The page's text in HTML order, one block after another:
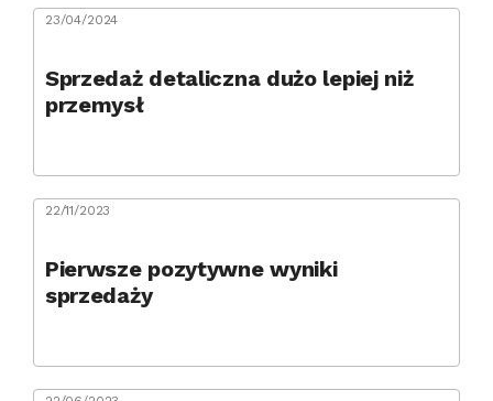
23/04/2024
Sprzedaż detaliczna dużo lepiej niż
przemysł
22/11/2023
Pierwsze pozytywne wyniki
sprzedaży